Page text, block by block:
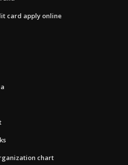
card apply online
chart